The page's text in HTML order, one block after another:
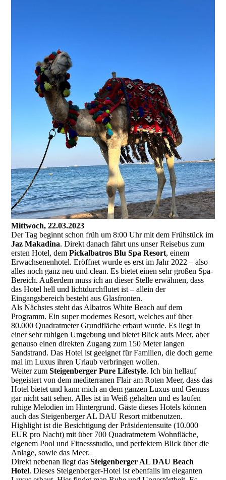
Mittwoch, 22.03.2023
Der Tag beginnt schon früh um 8:00 Uhr mit dem Frühstück im
Jaz Makadina. Direkt danach fährt uns unser Reisebus zum
ersten Hotel, demPickalbatros Blu Spa Resort, einem
Erwachsenenhotel. Eröffnet wurde es erst im Jahr 2022 – also
alles noch ganz neu und clean. Es bietet einen sehr großen Spa-
Bereich. Außerdem muss ich an dieser Stelle erwähnen, dass
das Hotel hell und lichtdurchflutet ist – allein der
Eingangsbereich besteht aus Glasfronten.
Als Nächstes steht das Albatros White Beach auf dem
Programm. Ein super modernes Resort, welches auf über
80.000 Quadratmeter Grundfläche erbaut wurde. Es liegt in
einer sehr ruhigen Umgebung und bietet Blick aufs Meer, aber
genauso einen direkten Zugang zum 150 Meter langen
Sandstrand. Das Hotel ist geeignet für Familien, die doch gerne
mal im Luxus ihren Urlaub verbringen wollen.
Weiter zumSteigenberger Pure Lifestyle. Ich bin hellauf
begeistert von dem mediterranen Flair am Roten Meer, dass das
Hotel bietet und kann mich an dem ganzen Luxus und Genuss
gar nicht satt sehen. Alles ist in Weiß gehalten und es laufen
ruhige Melodien im Hintergrund. Gäste dieses Hotels können
auch das Steigenberger AL DAU Resort mitbenutzen.
Highlight ist die Besichtigung der Präsidentensuite (10.000
EUR pro Nacht) mit über 700 Quadratmetern Wohnfläche,
eigenem Pool und Fitnessstudio, und perfektem Blick über die
Anlage, sowie das Meer.
Direkt nebenan liegt dasSteigenberger AL DAU Beach
Hotel. Dieses Steigenberger-Hotel ist ebenfalls im eleganten